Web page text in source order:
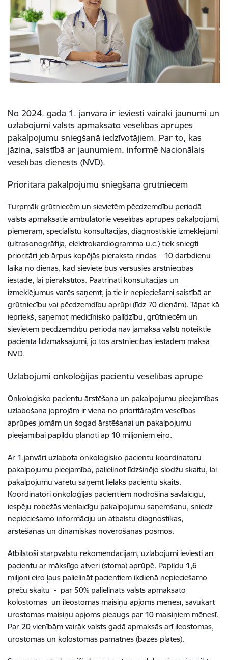
No 2024. gada 1. janvāra ir ieviesti vairāki jaunumi un
uzlabojumi valsts apmaksāto veselības aprūpes
pakalpojumu sniegšanā iedzīvotājiem. Par to, kas
jāzina, saistībā ar jaunumiem, informē Nacionālais
veselības dienests (NVD).
Prioritāra pakalpojumu sniegšana grūtniecēm
Turpmāk grūtniecēm un sievietēm pēcdzemdību periodā
valsts apmaksātie ambulatorie veselības aprūpes pakalpojumi,
piemēram, speciālistu konsultācijas, diagnostiskie izmeklējumi
(ultrasonogrāfija, elektrokardiogramma u.c.) tiek sniegti
prioritāri jeb ārpus kopējās pieraksta rindas – 10 darbdienu
laikā no dienas, kad sieviete būs vērsusies ārstniecības
iestādē, lai pierakstītos. Paātrināti konsultācijas un
izmeklējumus varēs saņemt, ja tie ir nepieciešami saistībā ar
grūtniecību vai pēcdzemdību aprūpi (līdz 70 dienām). Tāpat kā
iepriekš, saņemot medicīnisko palīdzību, grūtniecēm un
sievietēm pēcdzemdību periodā nav jāmaksā valstī noteiktie
pacienta līdzmaksājumi, jo tos ārstniecības iestādēm maksā
NVD.
Uzlabojumi onkoloģijas pacientu veselības aprūpē
Onkoloģisko pacientu ārstēšana un pakalpojumu pieejamības
uzlabošana joprojām ir viena no prioritārajām veselības
aprūpes jomām un šogad ārstēšanai un pakalpojumu
pieejamībai papildu plānoti ap 10 miljoniem eiro.
Ar 1.janvāri uzlabota onkoloģisko pacientu koordinatoru
pakalpojumu pieejamība, palielinot līdzšinējo slodžu skaitu, lai
pakalpojumu varētu saņemt lielāks pacientu skaits.
Koordinatori onkoloģijas pacientiem nodrošina savlaicīgu,
iespēju robežās vienlaicīgu pakalpojumu saņemšanu, sniedz
nepieciešamo informāciju un atbalstu diagnostikas,
ārstēšanas un dinamiskās novērošanas posmos.
Atbilstoši starpvalstu rekomendācijām, uzlabojumi ieviesti arī
pacientu ar mākslīgo atveri (stoma) aprūpē. Papildu 1,6
miljoni eiro ļaus palielināt pacientiem ikdienā nepieciešamo
preču skaitu - par 50% palielināts valsts apmaksāto
kolostomas un ileostomas maisiņu apjoms mēnesī, savukārt
urostomas maisiņu apjoms pieaugs par 10 maisiņiem mēnesī.
Par 20 vienībām vairāk valsts gadā apmaksās arī ileostomas,
urostomas un kolostomas pamatnes (bāzes plates).